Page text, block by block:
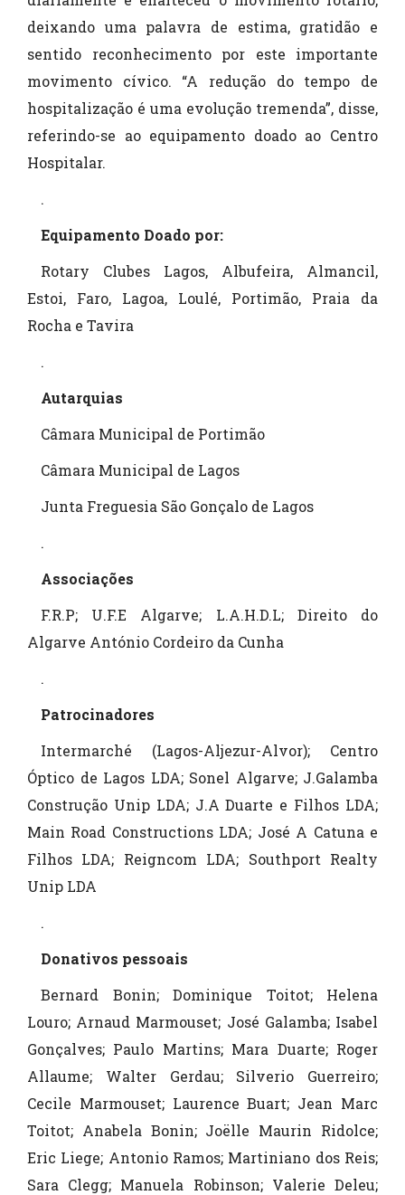
deixando uma palavra de estima, gratidão e
sentido reconhecimento por este importante
movimento cívico. “A redução do tempo de
hospitalização é uma evolução tremenda”, disse,
referindo-se ao equipamento doado ao Centro
Hospitalar.
.
Equipamento Doado por:
Rotary Clubes Lagos, Albufeira, Almancil,
Estoi, Faro, Lagoa, Loulé, Portimão, Praia da
Rocha e Tavira
.
Autarquias
Câmara Municipal de Portimão
Câmara Municipal de Lagos
Junta Freguesia São Gonçalo de Lagos
.
Associações
F.R.P; U.F.E Algarve; L.A.H.D.L; Direito do
Algarve António Cordeiro da Cunha
.
Patrocinadores
Intermarché (Lagos-Aljezur-Alvor); Centro
Óptico de Lagos LDA; Sonel Algarve; J.Galamba
Construção Unip LDA; J.A Duarte e Filhos LDA;
Main Road Constructions LDA; José A Catuna e
Filhos LDA; Reigncom LDA; Southport Realty
Unip LDA
.
Donativos pessoais
Bernard Bonin; Dominique Toitot; Helena
Louro; Arnaud Marmouset; José Galamba; Isabel
Gonçalves; Paulo Martins; Mara Duarte; Roger
Allaume; Walter Gerdau; Silverio Guerreiro;
Cecile Marmouset; Laurence Buart; Jean Marc
Toitot; Anabela Bonin; Joëlle Maurin Ridolce;
Eric Liege; Antonio Ramos; Martiniano dos Reis;
Sara Clegg; Manuela Robinson; Valerie Deleu;